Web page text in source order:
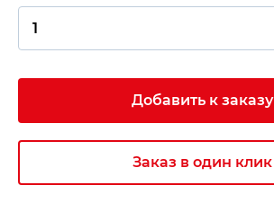
Добавить к заказу
Заказ в один клик